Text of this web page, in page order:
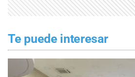
Te puede interesar